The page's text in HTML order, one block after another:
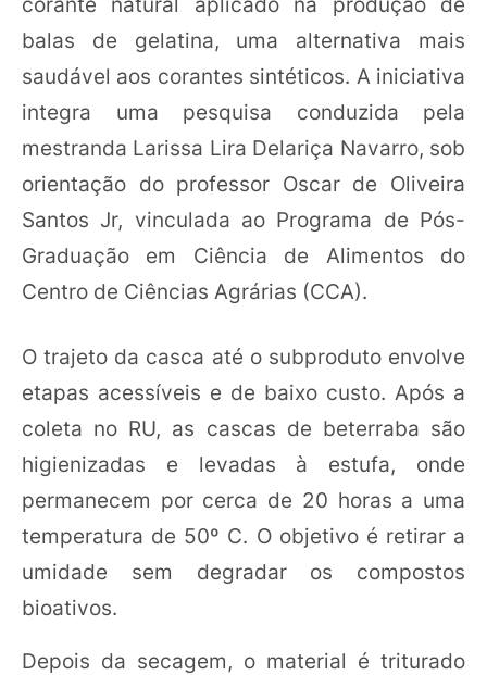
balas de gelatina, uma alternativa mais
saudável aos corantes sintéticos. A iniciativa
integra uma pesquisa conduzida pela
mestranda Larissa Lira Delariça Navarro, sob
orientação do professor Oscar de Oliveira
Santos Jr, vinculada ao Programa de Pós-
Graduação em Ciência de Alimentos do
Centro de Ciências Agrárias (CCA).
O trajeto da casca até o subproduto envolve
etapas acessíveis e de baixo custo. Após a
coleta no RU, as cascas de beterraba são
higienizadas e levadas à estufa, onde
permanecem por cerca de 20 horas a uma
temperatura de 50º C. O objetivo é retirar a
umidade sem degradar os compostos
bioativos.
Depois da secagem, o material é triturado